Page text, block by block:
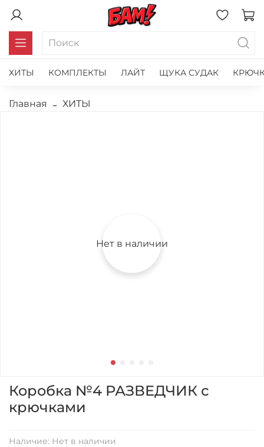
ХИТЫ КОМПЛЕКТЫ ЛАЙТ ЩУКА СУДАК
Главная ХИТЫ
Нет в наличии
Наличие: Нет в наличии
Коробка №4 РАЗВЕДЧИК с
крючками